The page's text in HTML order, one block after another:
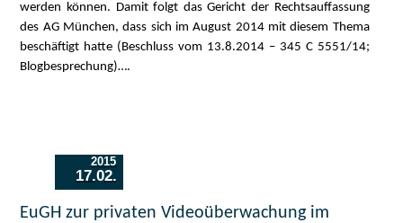
werden können. Damit folgt das Gericht der Rechtsauffassung
des AG München, dass sich im August 2014 mit diesem Thema
beschäftigt hatte (Beschluss vom 13.8.2014 – 345 C 5551/14;
Blogbesprechung)….
2015
17.02.
EuGH zur privaten Videoüberwachung im